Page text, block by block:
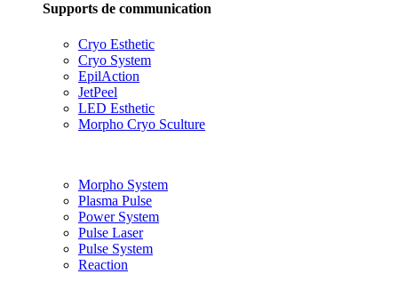
Supports de communication
Cryo Esthetic
Cryo System
EpilAction
JetPeel
LED Esthetic
Morpho Cryo Sculture
Morpho System
Plasma Pulse
Power System
Pulse Laser
Pulse System
Reaction